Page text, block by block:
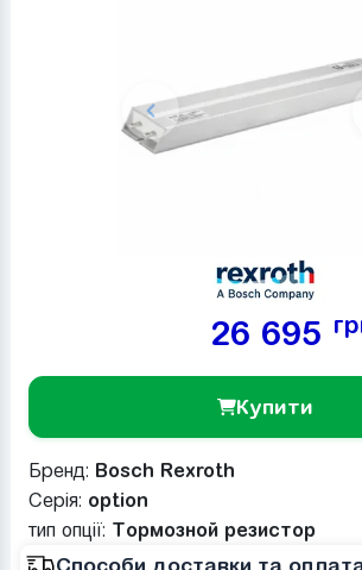
26 695
Купити
Бренд: Bosch Rexroth
Серія: option
тип опції: Тормозной резистор
Способи доставки та